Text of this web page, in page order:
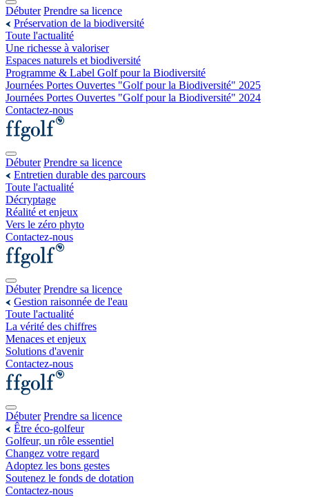
Débuter Prendre sa licence
Préservation de la biodiversité
Toute l'actualité
Une richesse à valoriser
Espaces naturels et biodiversité
Programme & Label Golf pour la Biodiversité
Journées Portes Ouvertes "Golf pour la Biodiversité" 2025
Journées Portes Ouvertes "Golf pour la Biodiversité" 2024
Contactez-nous
Débuter Prendre sa licence
Entretien durable des parcours
Toute l'actualité
Décryptage
Réalité et enjeux
Vers le zéro phyto
Contactez-nous
Débuter Prendre sa licence
Gestion raisonnée de l'eau
Toute l'actualité
La vérité des chiffres
Menaces et enjeux
Solutions d'avenir
Contactez-nous
Débuter Prendre sa licence
Être éco-golfeur
Golfeur, un rôle essentiel
Changez votre regard
Adoptez les bons gestes
Soutenez le fonds de dotation
Contactez-nous